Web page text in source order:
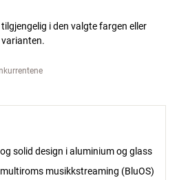
i den valgte fargen eller
varianten.
solid design i aluminium og glass
musikkstreaming (BluOS)